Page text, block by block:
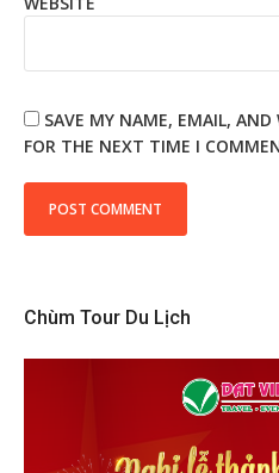
SAVE MY NAME, EMAIL,
FOR THE NEXT TIME I
Chùm Tour Du Lịch